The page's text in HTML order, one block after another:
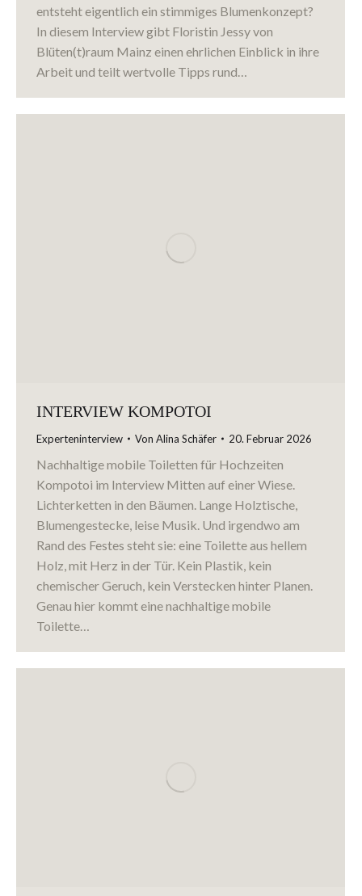
entsteht eigentlich ein stimmiges Blumenkonzept?
In diesem Interview gibt Floristin Jessy von
Blüten(t)raum Mainz einen ehrlichen Einblick in ihre
Arbeit und teilt wertvolle Tipps rund…
INTERVIEW KOMPOTOI
Experteninterview Von Alina Schäfer 20. Februar 2026
Nachhaltige mobile Toiletten für Hochzeiten
Kompotoi im Interview Mitten auf einer Wiese.
Lichterketten in den Bäumen. Lange Holztische,
Blumengestecke, leise Musik. Und irgendwo am
Rand des Festes steht sie: eine Toilette aus hellem
Holz, mit Herz in der Tür. Kein Plastik, kein
chemischer Geruch, kein Verstecken hinter Planen.
Genau hier kommt eine nachhaltige mobile
Toilette…